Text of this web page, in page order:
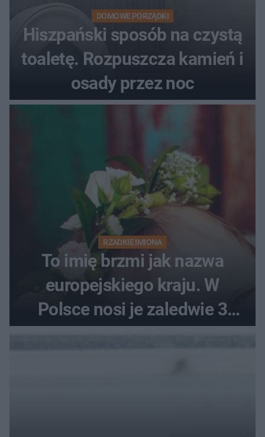
DOMOWE PORZĄDKI
Hiszpański sposób na czystą
toaletę. Rozpuszcza kamień i
osady przez noc
RZADKIE IMIONA
To imię brzmi jak nazwa
europejskiego kraju. W
Polsce nosi je zaledwie 3